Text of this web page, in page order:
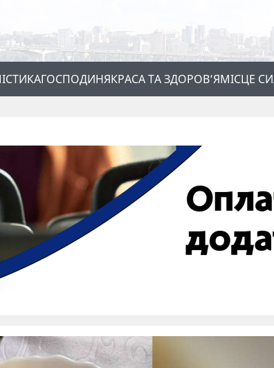
ГОСПОДИНЯКРАСА ТА ЗДОРОВ’ЯМІСЦЕ